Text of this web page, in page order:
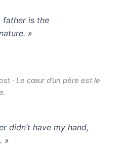
father is the
»
·Le cœur d’un père est le
didn’t have my hand,
»